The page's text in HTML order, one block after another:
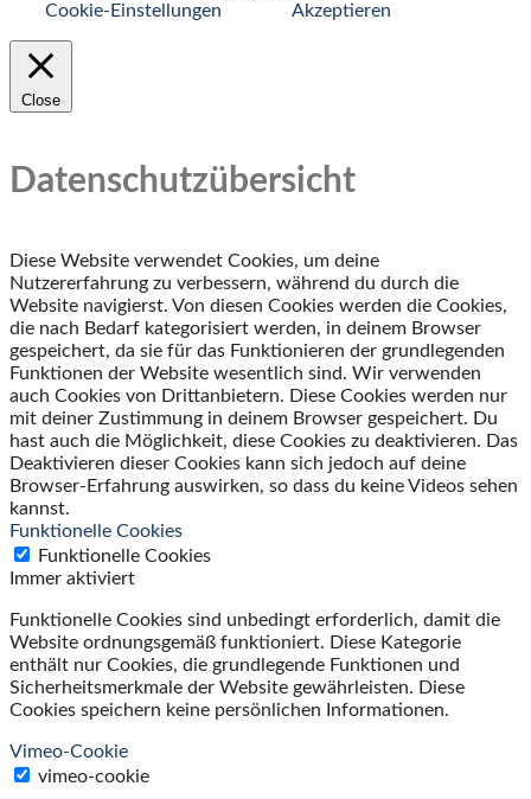
Cookie-Einstellungen
Akzeptieren
Close
Datenschutzübersicht
Diese Website verwendet Cookies, um deine
Nutzererfahrung zu verbessern, während du durch die
Website navigierst. Von diesen Cookies werden die Cookies,
die nach Bedarf kategorisiert werden, in deinem Browser
gespeichert, da sie für das Funktionieren der grundlegenden
Funktionen der Website wesentlich sind. Wir verwenden
auch Cookies von Drittanbietern. Diese Cookies werden nur
mit deiner Zustimmung in deinem Browser gespeichert. Du
hast auch die Möglichkeit, diese Cookies zu deaktivieren. Das
Deaktivieren dieser Cookies kann sich jedoch auf deine
Browser-Erfahrung auswirken, so dass du keine Videos sehen
kannst.
Funktionelle Cookies
Funktionelle Cookies
Immer aktiviert
Funktionelle Cookies sind unbedingt erforderlich, damit die
Website ordnungsgemäß funktioniert. Diese Kategorie
enthält nur Cookies, die grundlegende Funktionen und
Sicherheitsmerkmale der Website gewährleisten. Diese
Cookies speichern keine persönlichen Informationen.
Vimeo-Cookie
vimeo-cookie